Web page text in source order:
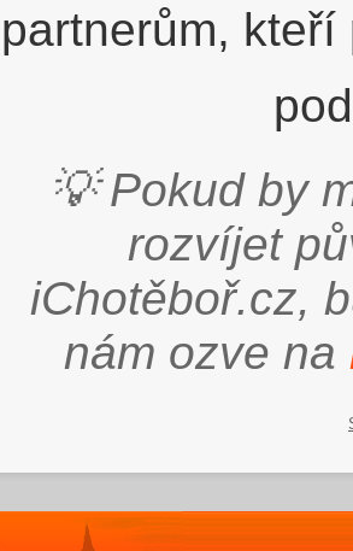
partnerům,
💡 Pokud by
rozvíjet
iChotěboř.cz,
nám ozve na